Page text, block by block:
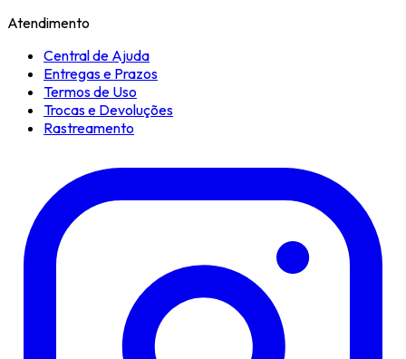
Atendimento
Central de Ajuda
Entregas e Prazos
Termos de Uso
Trocas e Devoluções
Rastreamento